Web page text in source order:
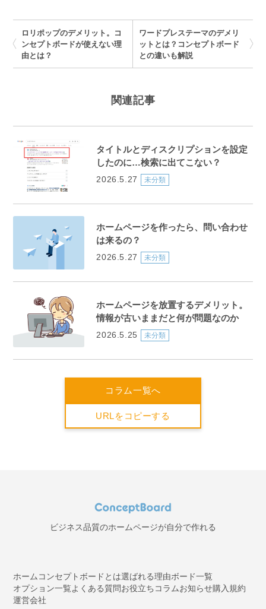
ロリポップのデメリット。コ
ンセプトボードが使えない理
由とは？
ワードプレステーマのデメリ
ットとは？コンセプトボード
との違いも解説
関連記事
タイトルとディスクリプションを設定
したのに…検索に出てこない？
2026.5.27 未分類
ホームページを作ったら、問い合わせ
は来るの？
2026.5.27 未分類
ホームページを放置するデメリット。
情報が古いままだと何が問題なのか
2026.5.25 未分類
コラム一覧へ
URLをコピーする
ビジネス品質のホームページが自分で作れる
ホーム コンセプトボードとは選ばれる理由ボード一覧
オプション一覧よくある質問お役立ちコラムお知らせ購入規約
運営会社